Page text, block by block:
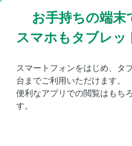
お手持ちの端末
スマホもタブレッ
スマートフォンをはじめ、タ
台までご利用いただけます。
便利なアプリでの閲覧はもち
す。